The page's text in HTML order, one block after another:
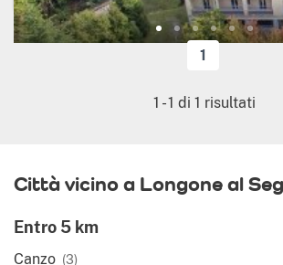
1
1 -1 di 1 risultati
Città vicino a Longone al
Entro 5 km
Canzo (3)